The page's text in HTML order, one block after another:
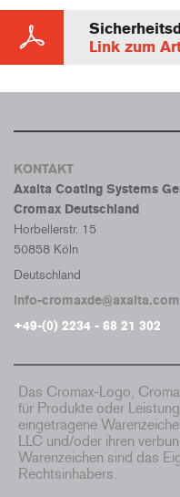
Link zum
KONTAKT
Axalta Coating Systems
Cromax Deutschland
Horbellerstr. 15
50858 Köln
Deutschland
info-cromaxde@axalta.com
+49-(0) 2234 - 68 21 302
Das Cromax-Logo,
für Produkte oder
eingetragene
LLC und/oder ihren
Warenzeichen sind das
Rechtsinhabers.